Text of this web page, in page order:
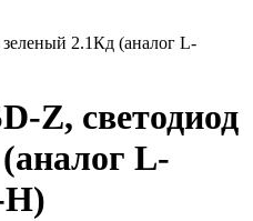
2.1Кд (аналог L-
Z, светодиод
L-